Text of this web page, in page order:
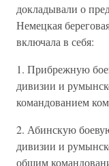
докладывали о
Немецкая
включала в себя:
1. Прибрежную
дивизии и
командованием
2. Абинскую
дивизии и
общим